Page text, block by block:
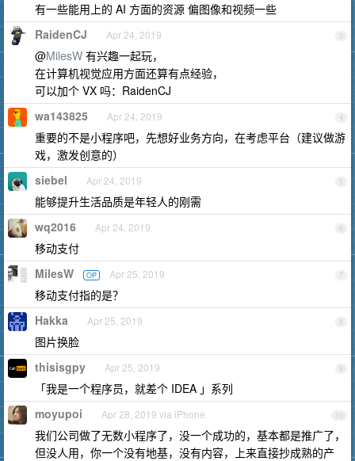
有一些能用上的 AI 方面的资源 偏图像和视频一些
3
RaidenCJ Apr 24, 2019
@MilesW 有兴趣一起玩，
在计算机视觉应用方面还算有点经验，
可以加个 VX 吗：RaidenCJ
4
wa143825 Apr 24, 2019
重要的不是小程序吧，先想好业务方向，在考虑平台（建议做游
戏，激发创意的）
5
siebel Apr 24, 2019
能够提升生活品质是年轻人的刚需
6
wq2016 Apr 24, 2019
移动支付
7
MilesW OP Apr 25, 2019
移动支付指的是？
8
Hakka Apr 25, 2019
图片换脸
9
thisisgpy Apr 25, 2019
「我是一个程序员，就差个 IDEA 」系列
10
moyupoi Apr 28, 2019 via iPhone
我们公司做了无数小程序了，没一个成功的，基本都是推广了，
但没人用，你一个没有地基，没有内容，上来直接抄成熟的产